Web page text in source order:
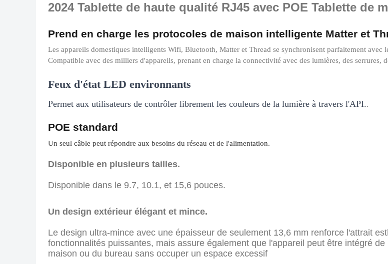
2024 Tablette de haute qualité RJ45 avec POE Tablette de
Prend en charge les protocoles de maison intelligente Matter et
Les appareils domestiques intelligents Wifi, Bluetooth, Matter et Thread se synchronisent parfaitement avec
Compatible avec des milliers d'appareils, prenant en charge la connectivité avec des lumières, des serrures,
Feux d'état LED environnants
Permet aux utilisateurs de contrôler librement les couleurs de la lumière à travers l'API..
POE standard
Un seul câble peut répondre aux besoins du réseau et de l'alimentation.
Disponible en plusieurs tailles.
Disponible dans le 9.7, 10.1, et 15,6 pouces.
Un design extérieur élégant et mince.
Le design ultra-mince avec une épaisseur de seulement 13,6 mm renforce l'attrait
fonctionnalités puissantes, mais assure également que l'appareil peut être intégré
maison ou du bureau sans occuper un espace excessif